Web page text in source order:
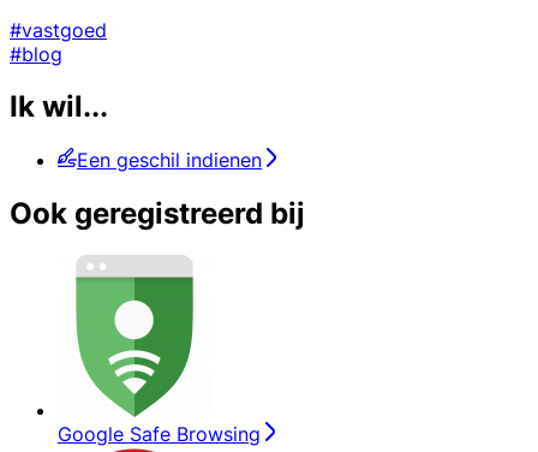
#vastgoed
#blog
Ik wil...
Een geschil indienen
Ook geregistreerd bij
Google Safe Browsing